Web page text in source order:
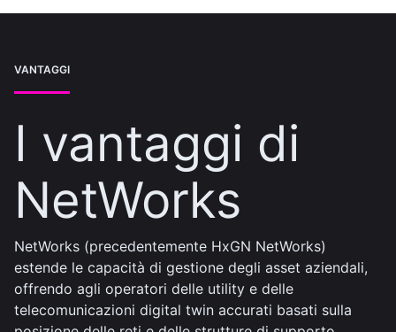
VANTAGGI
I vantaggi di
NetWorks
NetWorks (precedentemente HxGN NetWorks)
estende le capacità di gestione degli asset aziendali,
offrendo agli operatori delle utility e delle
telecomunicazioni digital twin accurati basati sulla